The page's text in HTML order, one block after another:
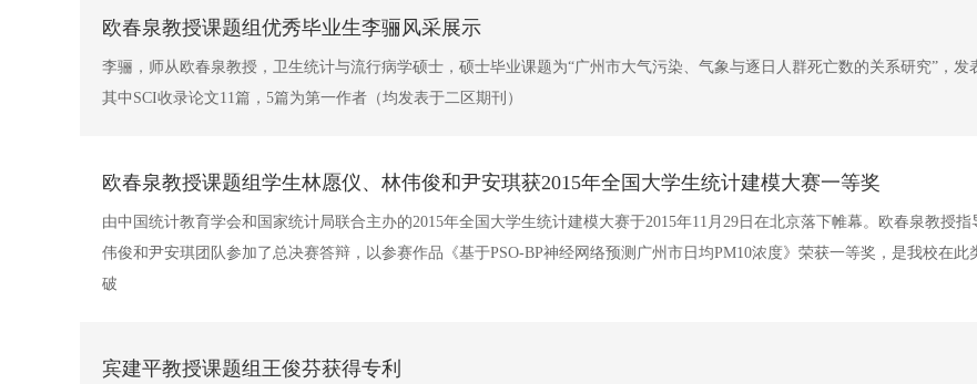
欧春泉教授课题组优秀毕业生李骊风采展示
李骊，师从欧春泉教授，卫生统计与流行病学硕士，硕士毕业课题为“广州市大气污染、气象与逐日人群死亡数的关系研究”，发
其中SCI收录论文11篇，5篇为第一作者（均发表于二区期刊）
欧春泉教授课题组学生林愿仪、林伟俊和尹安琪获2015年全国大学生统计建模大赛一等奖
由中国统计教育学会和国家统计局联合主办的2015年全国大学生统计建模大赛于2015年11月29日在北京落下帷幕。欧春泉教授
伟俊和尹安琪团队参加了总决赛答辩，以参赛作品《基于PSO-BP神经网络预测广州市日均PM10浓度》荣获一等奖，是我校在此
破
宾建平教授课题组王俊芬获得专利